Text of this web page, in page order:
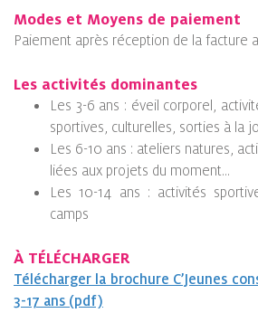
Modes et Moyens de paiement
Paiement après réception de la facture
Les activités dominantes
Les 3-6 ans : éveil corporel,
sportives, culturelles, sorties à la
Les 6-10 ans : ateliers natures,
liées aux projets du moment…
Les 10-14 ans : activités
camps
À TÉLÉCHARGER
Télécharger la brochure C’Jeunes
3-17 ans (pdf)